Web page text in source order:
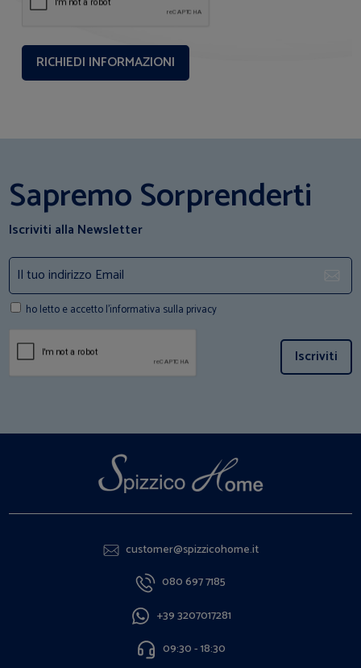
Sapremo Sorprenderti
Iscriviti alla Newsletter
ho letto e accetto l'informativa sulla privacy
Iscriviti
customer@spizzicohome.it
080 697 7185
+39 3207017281
09:30 - 18:30